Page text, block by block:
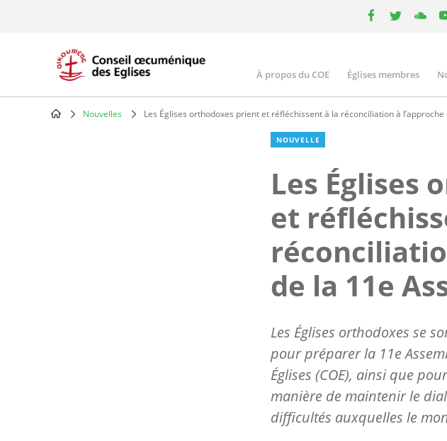
Main
navigation
À propos du COE Églises membres
Nouvelles Les Églises orthodoxes prient et réfléchissent à la réconciliation à l’approche
NOUVELLE
Les Églises
et
de la 11e
Les Églises orthodoxes se
pour préparer la 11e
Églises (COE), ainsi que
manière de maintenir le
difficultés auxquelles le